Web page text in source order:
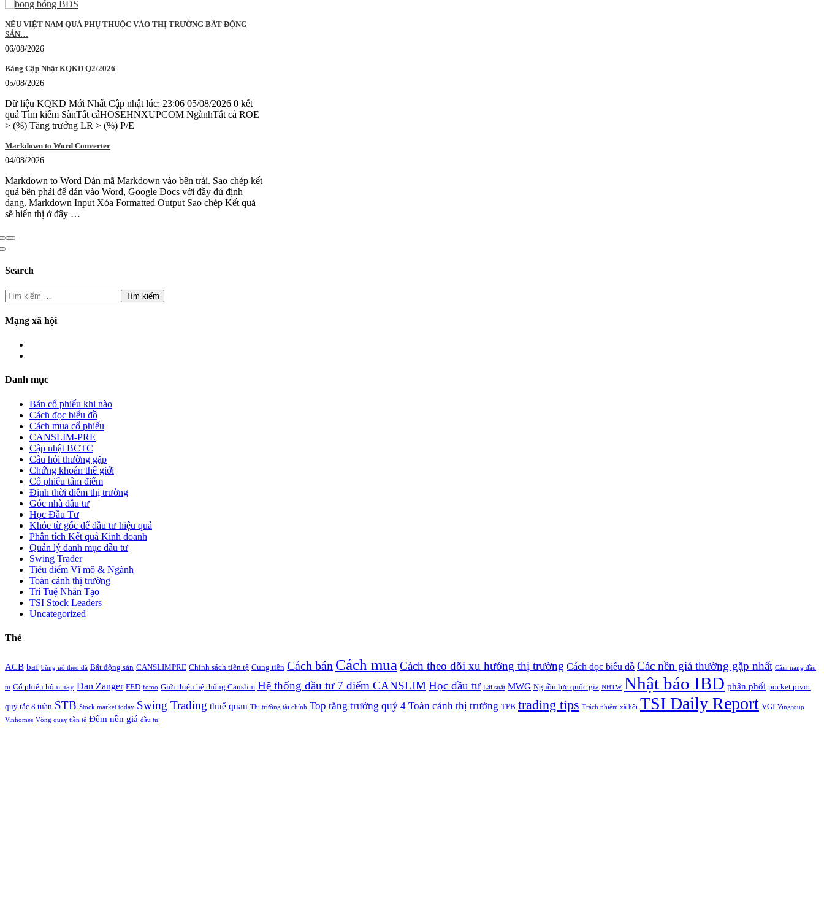
NẾU VIỆT NAM QUÁ PHỤ THUỘC VÀO THỊ TRƯỜNG BẤT ĐỘNG
SẢN…
06/08/2026
Bảng Cập Nhật KQKD Q2/2026
05/08/2026
Dữ liệu KQKD Mới Nhất Cập nhật lúc: 23:06 05/08/2026 0 kết
quả Tìm kiếm SànTất cảHOSEHNXUPCOM NgànhTất cả ROE
> (%) Tăng trưởng LR > (%) P/E
Markdown to Word Converter
04/08/2026
Markdown to Word Dán mã Markdown vào bên trái. Sao chép kết
quả bên phải để dán vào Word, Google Docs với đầy đủ định
dạng. Markdown Input Xóa Formatted Output Sao chép Kết quả
sẽ hiển thị ở đây …
Search
Tìm
kiếm
cho:
Mạng xã hội
Danh mục
Bán cổ phiếu khi nào
Cách đọc biểu đồ
Cách mua cổ phiếu
CANSLIM-PRE
Cập nhật BCTC
Câu hỏi thường gặp
Chứng khoán thế giới
Cổ phiếu tâm điểm
Định thời điểm thị trường
Góc nhà đầu tư
Học Đầu Tư
Khỏe từ gốc để đầu tư hiệu quả
Phân tích Kết quả Kinh doanh
Quản lý danh mục đầu tư
Swing Trader
Tiêu điểm Vĩ mô & Ngành
Toàn cảnh thị trường
Trí Tuệ Nhân Tạo
TSI Stock Leaders
Uncategorized
Thẻ
ACB baf bùng nổ theo đà Bất động sản CANSLIMPRE Chính sách tiền tệ Cung tiền Cách bán Cách mua Cách theo dõi xu hướng thị trường Cách đọc biểu đồ Các nền giá thường gặp nhất Cẩm nang đầu
tư Cổ phiếu hôm nay Dan Zanger FED fomo Giới thiệu hệ thống Canslim Hệ thống đầu tư 7 điểm CANSLIMHọc đầu tư Lãi suất MWG Nguồn lực quốc gia NHTW Nhật báo IBD phân phối pocket pivot
quy tắc 8 tuần STB Stock market today Swing Trading thuế quan Thị trường tài chính Top tăng trưởng quý 4 Toàn cảnh thị trường TPB trading tips Trách nhiệm xã hội TSI Daily Report VGI Vingroup
Vinhomes Vòng quay tiền tệ Đếm nền giá đầu tư